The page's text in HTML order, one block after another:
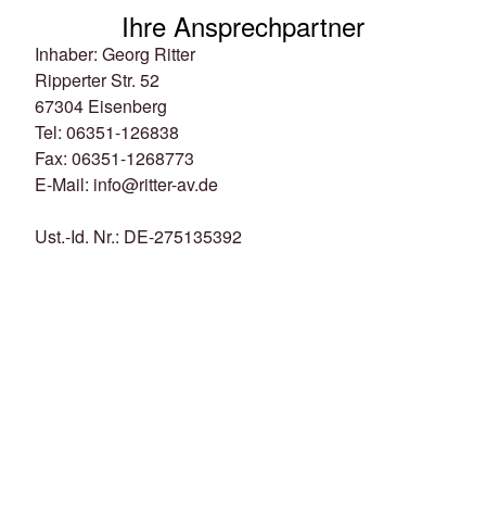
Ihre Ansprechpartner
Inhaber: Georg Ritter
Ripperter Str. 52
67304 Eisenberg
Tel: 06351-126838
Fax: 06351-1268773
E-Mail: info@ritter-av.de
Ust.-Id. Nr.: DE-275135392